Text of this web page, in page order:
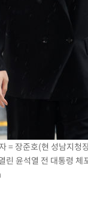
= 장준호(현 성남지청
린 윤석열 전 대통령